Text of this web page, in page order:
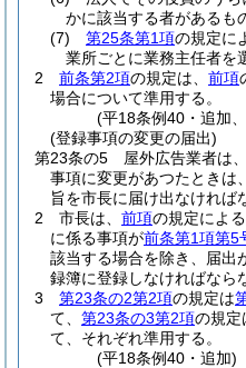
かに該当する者があるも
(7)
第25条第1項の規定に
業所ごとに業務主任者を
2
前条第2項の規定は、 前項
場合について準用する。
(平18条例40・追加
(登録事項の変更の届出)
第23条の5
屋外広告業者は、
事項に変更があつたときは
旨を市長に届け出なければ
2
市長は、 前項の規定によ
に係る事項が前条第1項第5
該当する場合を除き、届出
録簿に登録しなければなら
3
第23条の2第2項の規定は
て、 第23条の3第2項の規定
て、それぞれ準用する。
(平18条例40・追加)